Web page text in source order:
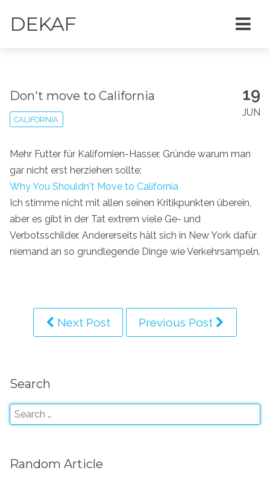
DEKAF
19
JUN
Don't move to California
CALIFORNIA
Mehr Futter für Kalifornien-Hasser, Gründe warum man
gar nicht erst herziehen sollte:
Why You Shouldn't Move to California
Ich stimme nicht mit allen seinen Kritikpunkten überein,
aber es gibt in der Tat extrem viele Ge- und
Verbotsschilder. Andererseits hält sich in New York dafür
niemand an so grundlegende Dinge wie Verkehrsampeln.
Next Post Previous Post
Search
Random Article